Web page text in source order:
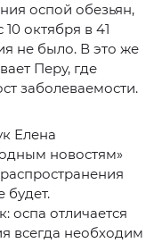
оспой обезьян,
октября в 41
не было. В это же
Перу, где
заболеваемости.
Елена
новостям»
будет.
оспа отличается
всегда необходим